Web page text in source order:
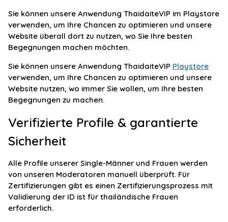
Sie können unsere Anwendung ThaidaiteVIP im Playstore
verwenden, um Ihre Chancen zu optimieren und unsere
Website überall dort zu nutzen, wo Sie Ihre besten
Begegnungen machen möchten.
Sie können unsere Anwendung ThaidaiteVIP Playstore
verwenden, um Ihre Chancen zu optimieren und unsere
Website nutzen, wo immer Sie wollen, um Ihre besten
Begegnungen zu machen.
Verifizierte Profile & garantierte
Sicherheit
Alle Profile unserer Single-Männer und Frauen werden
von unseren Moderatoren manuell überprüft. Für
Zertifizierungen gibt es einen Zertifizierungsprozess mit
Validierung der ID ist für thailändische Frauen
erforderlich.